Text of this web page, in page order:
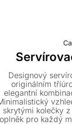
Designový
originálním
elegantní
skrytými kolečky
pro každý